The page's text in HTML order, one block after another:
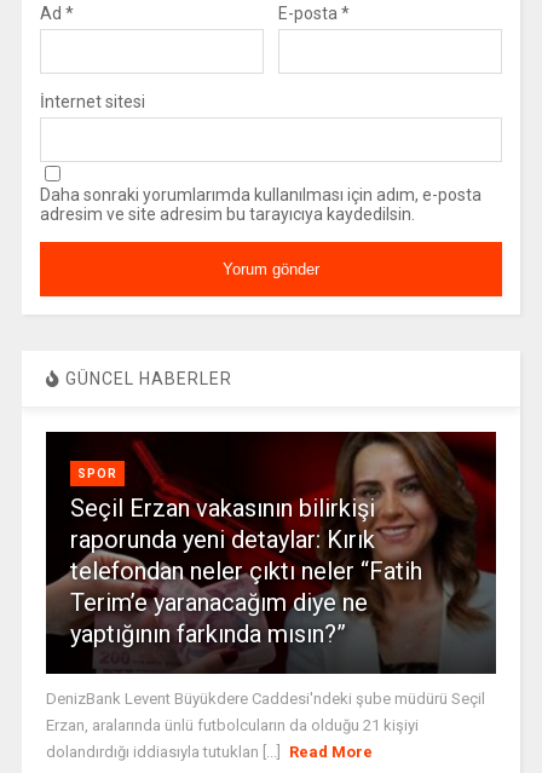
Ad * E-posta *
İnternet sitesi
Daha sonraki yorumlarımda kullanılması için adım, e-posta
adresim ve site adresim bu tarayıcıya kaydedilsin.
GÜNCEL HABERLER
SPOR
Seçil Erzan vakasının bilirkişi
raporunda yeni detaylar: Kırık
telefondan neler çıktı neler “Fatih
Terim’e yaranacağım diye ne
yaptığının farkında mısın?”
DenizBank Levent Büyükdere Caddesi'ndeki şube müdürü Seçil
Erzan, aralarında ünlü futbolcuların da olduğu 21 kişiyi
dolandırdığı iddiasıyla tutuklan [...]
Read More